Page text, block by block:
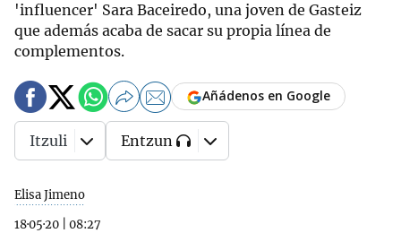
'influencer' Sara Baceiredo, una joven de Gasteiz
que además acaba de sacar su propia línea de
complementos.
Elisa Jimeno
18·05·20
08:27
Añádenos en Google
Itzuli Entzun